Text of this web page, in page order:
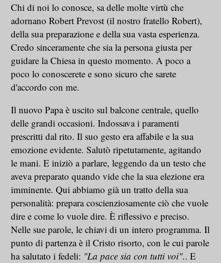
Chi di noi lo conosce, sa delle molte virtù che
adornano Robert Prevost (il nostro fratello Robert),
della sua preparazione e della sua vasta esperienza.
Credo sinceramente che sia la persona giusta per
guidare la Chiesa in questo momento. A poco a
poco lo conoscerete e sono sicuro che sarete
d'accordo con me.
Il nuovo Papa è uscito sul balcone centrale, quello
delle grandi occasioni. Indossava i paramenti
prescritti dal rito. Il suo gesto era affabile e la sua
emozione evidente. Salutò ripetutamente, agitando
le mani. E iniziò a parlare, leggendo da un testo che
aveva preparato quando vide che la sua elezione era
imminente. Qui abbiamo già un tratto della sua
personalità: prepara coscienziosamente ciò che vuole
dire e come lo vuole dire. È riflessivo e preciso.
Nelle sue parole, le chiavi di un intero programma. Il
punto di partenza è il Cristo risorto, con le cui parole
ha salutato i fedeli: "La pace sia con tutti voi".. E